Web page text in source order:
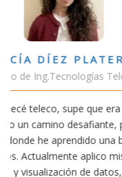
Estudiar
conectividad
exige
actividades
convencido de